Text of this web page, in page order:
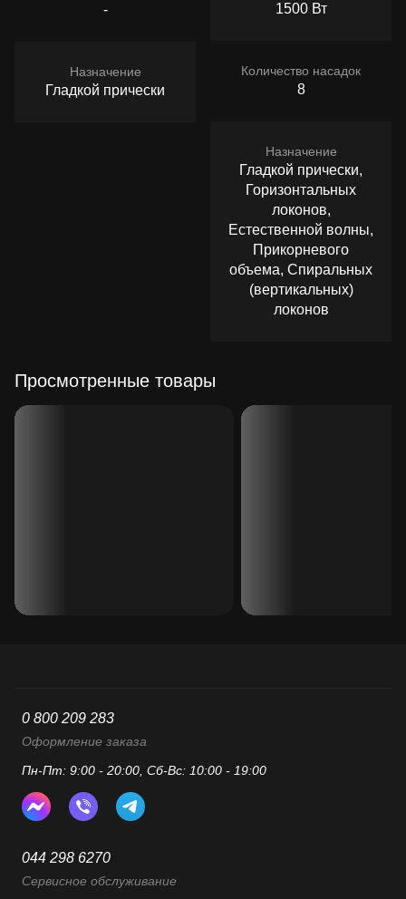
-
Назначение
Гладкой прически
1500 Вт
Количество насадок
8
Назначение
Гладкой прически,
Горизонтальных
локонов,
Естественной волны,
Прикорневого
объема, Спиральных
(вертикальных)
локонов
Просмотренные товары
0 800 209 283
Оформление заказа
Пн-Пт: 9:00 - 20:00, Сб-Вс: 10:00 - 19:00
044 298 6270
Сервисное обслуживание